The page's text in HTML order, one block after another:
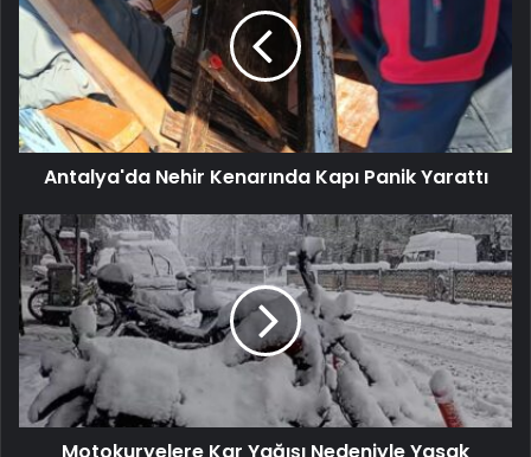
Antalya'da Nehir Kenarında Kapı Panik Yarattı